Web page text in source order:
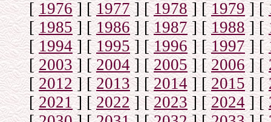
[1976] [1977] [1978] [1979] [
[1985] [1986] [1987] [1988] [
[1994] [1995] [1996] [1997] [
[2003] [2004] [2005] [2006] [
[2012] [2013] [2014] [2015] [
[2021] [2022] [2023] [2024] [